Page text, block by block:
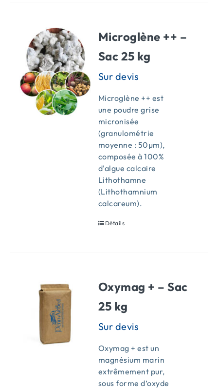
Microglène ++ –
Sac 25 kg
Microglène ++ est
une poudre grise
micronisée
(granulométrie
moyenne : 50µm),
composée à 100%
d'algue calcaire
Lithothamne
(Lithothamnium
calcareum).
Détails
Oxymag + – Sac
25 kg
Oxymag + est un
magnésium marin
extrêmement pur,
sous forme d’oxyde